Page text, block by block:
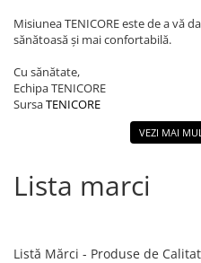
Misiunea TENICORE este de a vă
sănătoasă și mai confortabilă.
Cu sănătate,
Echipa TENICORE
SursaTENICORE
VEZI MAI
Lista marci
Listă Mărci - Produse de